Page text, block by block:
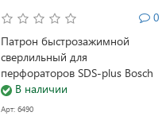
0
Патрон быстрозажимной
сверлильный для
перфораторов SDS-plus Bosch
(2608572213)
В наличии
Арт: 6490